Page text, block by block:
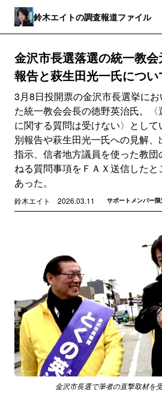
鈴木エイトの調査報道ファイル
金沢市長選落選の統一教
報告と萩生田光一氏につ
3月8日投開票の金沢市長選挙に
た統一教会会長の徳野英治氏。
に関する質問は受けない〉とし
別報告や萩生田光一氏への見解
指示、信者地方議員を使った教
ねる質問事項をＦＡＸ送信した
あった。
鈴木エイト 2026.03.11 サポートメンバー
金沢市長選で筆者の直撃取材を